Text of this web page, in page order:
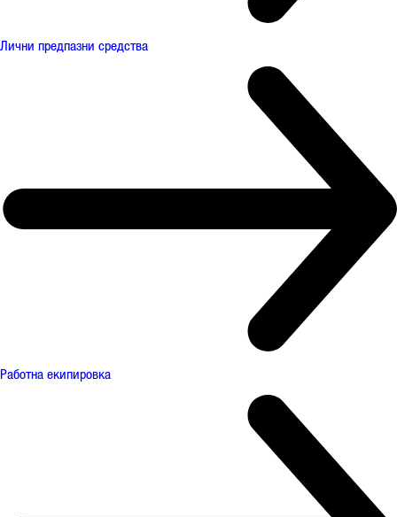
Лични предпазни средства
Работна екипировка